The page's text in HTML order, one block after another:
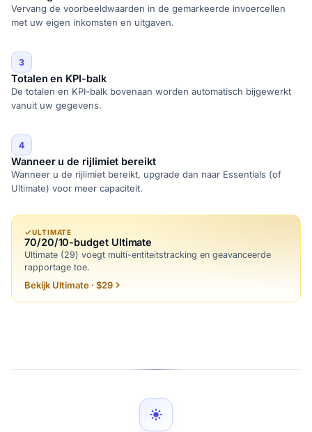
Vervang de voorbeeldwaarden in de gemarkeerde invoercellen
met uw eigen inkomsten en uitgaven.
3
Totalen en KPI-balk
De totalen en KPI-balk bovenaan worden automatisch bijgewerkt
vanuit uw gegevens.
4
Wanneer u de rijlimiet bereikt
Wanneer u de rijlimiet bereikt, upgrade dan naar Essentials (of
Ultimate) voor meer capaciteit.
ULTIMATE
70/20/10-budget Ultimate
Ultimate (29) voegt multi-entiteitstracking en geavanceerde
rapportage toe.
Bekijk Ultimate · $29